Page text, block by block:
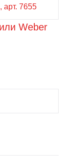
арт. 7655
Weber